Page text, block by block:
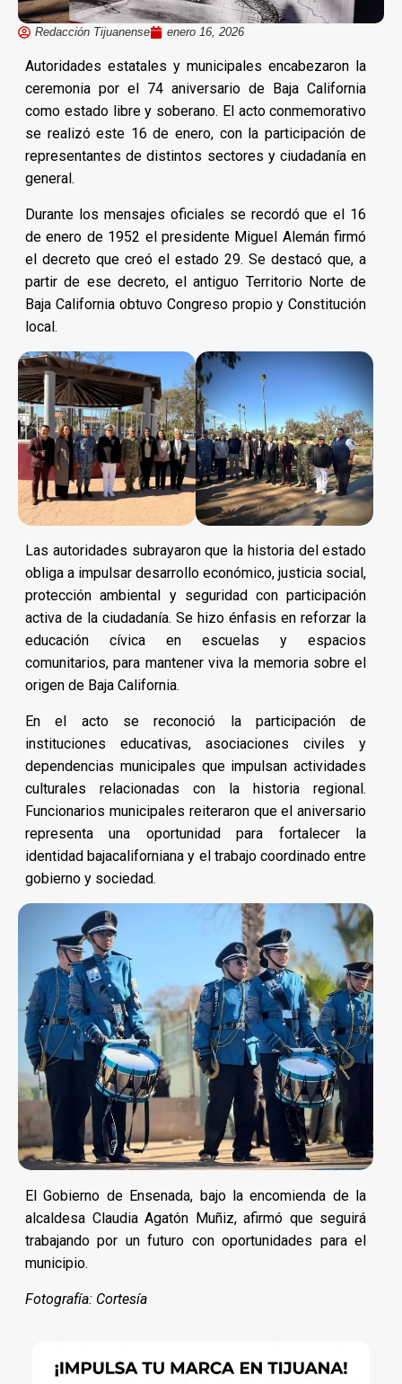
Redacción Tijuanense enero 16, 2026
Autoridades estatales y municipales encabezaron la
ceremonia por el 74 aniversario de Baja California
como estado libre y soberano. El acto conmemorativo
se realizó este 16 de enero, con la participación de
representantes de distintos sectores y ciudadanía en
general.
Durante los mensajes oficiales se recordó que el 16
de enero de 1952 el presidente Miguel Alemán firmó
el decreto que creó el estado 29. Se destacó que, a
partir de ese decreto, el antiguo Territorio Norte de
Baja California obtuvo Congreso propio y Constitución
local.
Las autoridades subrayaron que la historia del estado
obliga a impulsar desarrollo económico, justicia social,
protección ambiental y seguridad con participación
activa de la ciudadanía. Se hizo énfasis en reforzar la
educación cívica en escuelas y espacios
comunitarios, para mantener viva la memoria sobre el
origen de Baja California.
En el acto se reconoció la participación de
instituciones educativas, asociaciones civiles y
dependencias municipales que impulsan actividades
culturales relacionadas con la historia regional.
Funcionarios municipales reiteraron que el aniversario
representa una oportunidad para fortalecer la
identidad bajacaliforniana y el trabajo coordinado entre
gobierno y sociedad.
El Gobierno de Ensenada, bajo la encomienda de la
alcaldesa Claudia Agatón Muñiz, afirmó que seguirá
trabajando por un futuro con oportunidades para el
municipio.
Fotografía: Cortesía